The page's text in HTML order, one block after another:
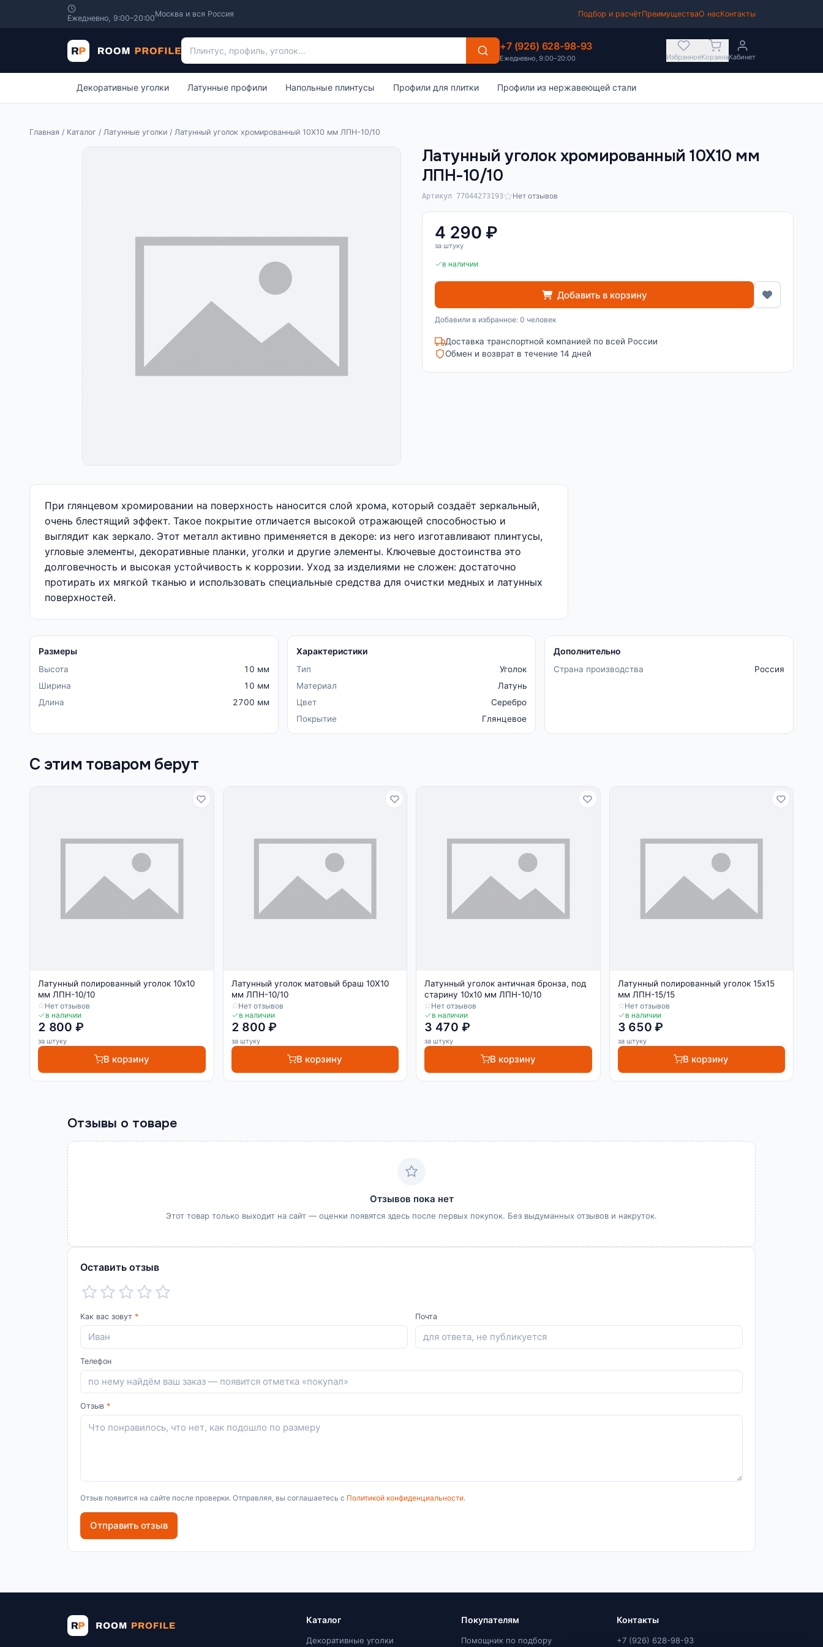
Ежедневно, 9:00–20:00Москва и вся Россия Подбор и расчётПреимуществаО насКонтакты
Поиск по каталогу +7 (926) 628-98-93
Ежедневно, 9:00–20:00 ИзбранноеКорзинаКабинет
Декоративные уголки Латунные профили Напольные плинтусы Профили для плитки Профили из нержавеющей стали
Главная / Каталог / Латунные уголки / Латунный уголок хромированный 10Х10 мм ЛПН-10/10
Латунный уголок хромированный 10Х10 мм
ЛПН-10/10
Артикул 77044273193 Нет отзывов
4 290 ₽
за штуку
в наличии
Добавить в корзину
Добавили в избранное: 0 человек
Доставка транспортной компанией по всей России
Обмен и возврат в течение 14 дней
При глянцевом хромировании на поверхность наносится слой хрома, который создаёт зеркальный,
очень блестящий эффект. Такое покрытие отличается высокой отражающей способностью и
выглядит как зеркало. Этот металл активно применяется в декоре: из него изготавливают плинтусы,
угловые элементы, декоративные планки, уголки и другие элементы. Ключевые достоинства это
долговечность и высокая устойчивость к коррозии. Уход за изделиями не сложен: достаточно
протирать их мягкой тканью и использовать специальные средства для очистки медных и латунных
поверхностей.
Размеры
Высота
10 мм
Ширина
10 мм
Длина
2700 мм
Характеристики
Тип
Уголок
Материал
Латунь
Цвет
Серебро
Покрытие
Глянцевое
Дополнительно
Страна производства Россия
С этим товаром берут
Латунный полированный уголок 10х10
мм ЛПН-10/10
Нет отзывов
в наличии
2 800 ₽
за штуку
В корзину
Латунный уголок матовый браш 10Х10
мм ЛПН-10/10
Нет отзывов
в наличии
2 800 ₽
за штуку
В корзину
Латунный уголок античная бронза, под
старину 10х10 мм ЛПН-10/10
Нет отзывов
в наличии
3 470 ₽
за штуку
В корзину
Латунный полированный уголок 15х15
мм ЛПН-15/15
Нет отзывов
в наличии
3 650 ₽
за штуку
В корзину
Отзывы о товаре
Отзывов пока нет
Этот товар только выходит на сайт — оценки появятся здесь после первых покупок. Без выдуманных отзывов и накруток.
Оставить отзыв
Как вас зовут * Почта
Телефон
Отзыв *
Отзыв появится на сайте после проверки. Отправляя, вы соглашаетесь с Политикой конфиденциальности.
Отправить отзыв
Каталог
Декоративные уголки
Покупателям
Помощник по подбору
Контакты
+7 (926) 628-98-93